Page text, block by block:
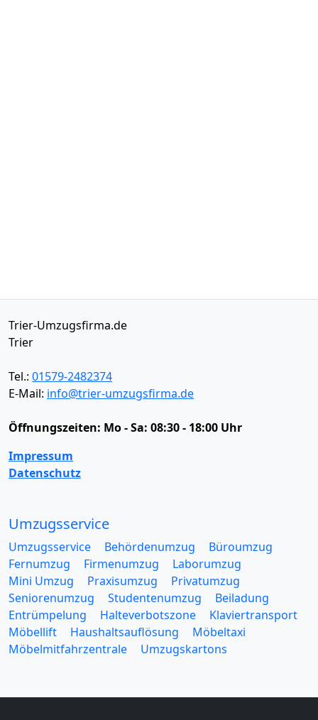
Trier-Umzugsfirma.de
Trier
Tel.: 01579-2482374
E-Mail: info@trier-umzugsfirma.de
Öffnungszeiten: Mo - Sa: 08:30 - 18:00 Uhr
Impressum
Datenschutz
Umzugsservice
Umzugsservice Behördenumzug
Büroumzug
Fernumzug
Firmenumzug
Laborumzug
Mini Umzug
Praxisumzug
Privatumzug
Seniorenumzug
Studentenumzug
Beiladung
Entrümpelung
Halteverbotszone
Klaviertransport
Möbellift
Haushaltsauflösung
Möbeltaxi
Möbelmitfahrzentrale
Umzugskartons